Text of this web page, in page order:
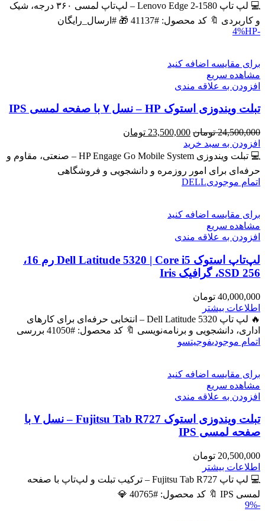
43,600,000 تومان
39,900,000 تومان
است.
💻 لپ تاپ Lenovo Edge 2-1580 – لپ‌تاپ لمسی ۳۶۰ درجه، شیک
و کاربردی 🔖 کد محصول: #41137 🎁 #ارسال_رایگان
-4%
HP
برای مقایسه اضافه کنید
مشاهده سریع
افزودن به علاقه مندی
تبلت ویندوزی استوک HP – نسل ۷ با صفحه لمسی IPS
24,500,000 تومان قیمت
اصلی
24,500,000 تومان
23,500,000 تومان
23,500,000 تومان
افزودن به سبد خرید
💻 تبلت ویندوزی HP Engage Go Mobile System – صنعتی، مقاوم و
حرفه‌ای برای امور روزمره و دانشجویی و فروشگاهی
اتمام موجودیDELL
برای مقایسه اضافه کنید
مشاهده سریع
افزودن به علاقه مندی
لپ‌تاپ استوک Dell Latitude 5320 | Core i5 رم 16،
SSD 256، گرافیک Iris
40,000,000 تومان
اطلاعات بیشتر
🔥 لپ تاپ Dell Latitude 5320 – انتخابی حرفه‌ای برای کارهای
اداری، دانشجویی و برنامه‌نویسی 🔖 کد محصول: #41050 بررسی
اتمام موجودیفوجیتسو
برای مقایسه اضافه کنید
مشاهده سریع
افزودن به علاقه مندی
تبلت ویندوزی استوک Fujitsu Tab R727 – نسل ۷ با
صفحه لمسی IPS
20,500,000 تومان
اطلاعات بیشتر
💻 لپ تاپ Fujitsu Tab R727 – ترکیب تبلت و لپ‌تاپ با صفحه
لمسی IPS 🔖 کد محصول: #40765 💎
-9%